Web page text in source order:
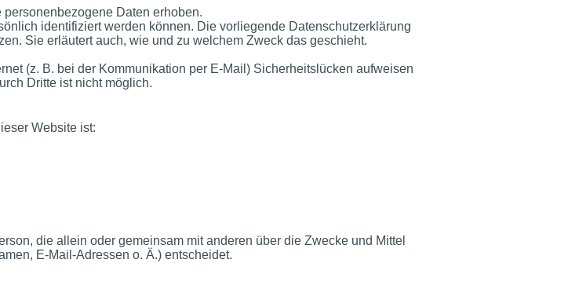
Daten erhoben.
identifiziert werden können. Die vorliegende Datenschutzerklärung
Sie erläutert auch, wie und zu welchem Zweck das geschieht.
(z. B. bei der Kommunikation per E-Mail) Sicherheitslücken aufweisen
Dritte ist nicht möglich.
Website ist:
die allein oder gemeinsam mit anderen über die Zwecke und Mittel
E-Mail-Adressen o. Ä.) entscheidet.